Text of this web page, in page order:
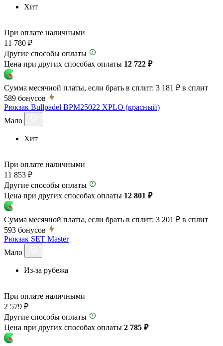
Хит
При оплате наличными
11 780 ₽
Другие способы оплаты
Цена при других способах оплаты 12 722 ₽
Сумма месячной платы, если брать в сплит: 3 181 ₽ в сплит
589 бонусов
Рюкзак Bullpadel BPM25022 XPLO (красный)
Мало
Хит
При оплате наличными
11 853 ₽
Другие способы оплаты
Цена при других способах оплаты 12 801 ₽
Сумма месячной платы, если брать в сплит: 3 201 ₽ в сплит
593 бонусов
Рюкзак SET Master
Мало
Из-за рубежа
При оплате наличными
2 579 ₽
Другие способы оплаты
Цена при других способах оплаты 2 785 ₽